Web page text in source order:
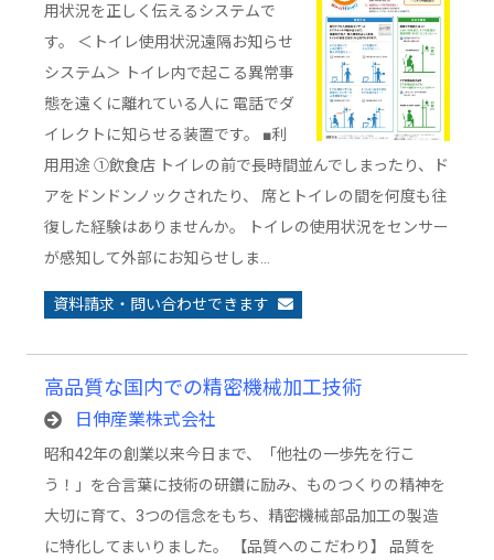
用状況を正しく伝えるシステムで
す。 ＜トイレ使用状況遠隔お知らせ
システム＞ トイレ内で起こる異常事
態を遠くに離れている人に 電話でダ
イレクトに知らせる装置です。 ■利
用用途 ①飲食店 トイレの前で長時間並んでしまったり、ド
アをドンドンノックされたり、 席とトイレの間を何度も往
復した経験はありませんか。 トイレの使用状況をセンサー
が感知して外部にお知らせしま…
資料請求・問い合わせできます
高品質な国内での精密機械加工技術
日伸産業株式会社
昭和42年の創業以来今日まで、「他社の一歩先を行こ
う！」を合言葉に技術の研鑽に励み、ものつくりの精神を
大切に育て、3つの信念をもち、精密機械部品加工の製造
に特化してまいりました。 【品質へのこだわり】 品質を